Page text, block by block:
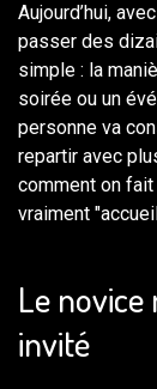
Aujourd’hui,
passer des
simple : la
soirée ou un
personne va
repartir avec
comment on
vraiment
Le novice
invité